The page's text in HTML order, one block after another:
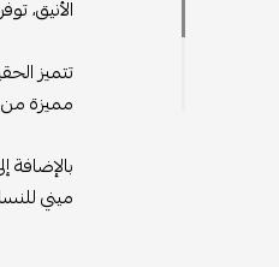
الأنيق،
تتميز
مميزة من
ميني للنساء هيرميس كيلي 20